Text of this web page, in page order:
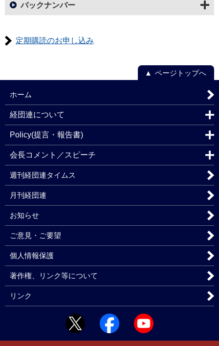
バックナンバー
定期購読のお申し込み
ページトップへ
ホーム
経団連について
Policy(提言・報告書)
会長コメント／スピーチ
週刊経団連タイムス
月刊経団連
お知らせ
ご意見・ご要望
個人情報保護
著作権、リンク等について
リンク